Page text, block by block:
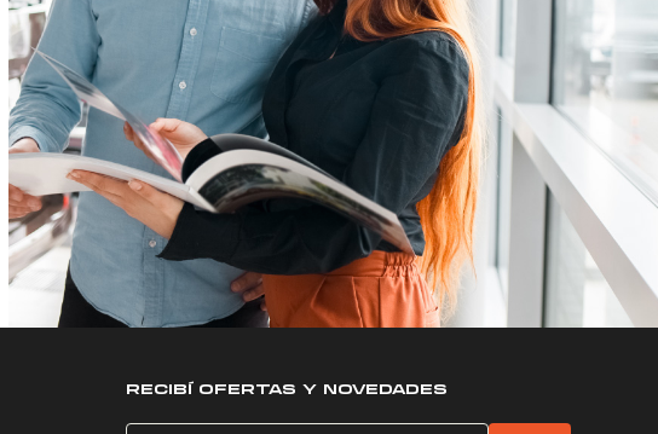
RECIBÍ OFERTAS Y NOVEDADES